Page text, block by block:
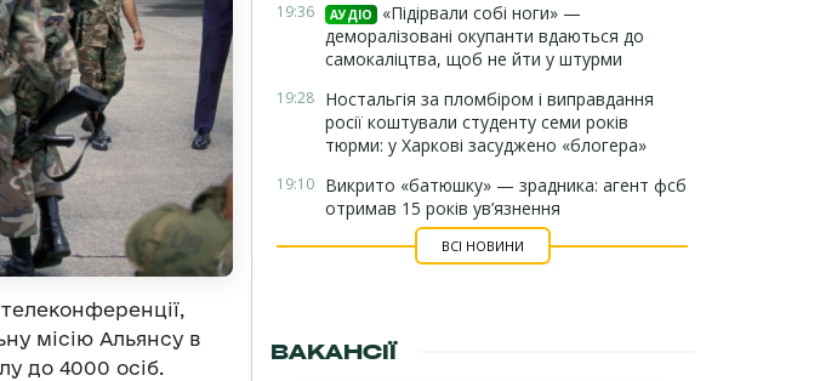
місію Альянсу в
до 4000 осіб.
19:36 АУДІО
«Підірвали собі ноги» —
деморалізовані окупанти вдаються до
самокаліцтва, щоб не йти у штурми
19:28 Ностальгія за пломбіром і виправдання
росії коштували студенту семи років
тюрми: у Харкові засуджено «блогера»
19:10 Викрито «батюшку» — зрадника: агент фсб
отримав 15 років ув’язнення
ВСІ НОВИНИ
ВАКАНСІЇ